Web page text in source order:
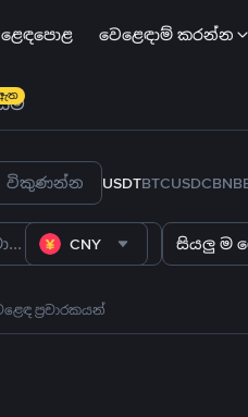
වෙළෙඳාම් කරන්න
විකුණන්න USDTBTCUSDCBNB
CNY සියලු ම
ප්‍රචාරකයන්